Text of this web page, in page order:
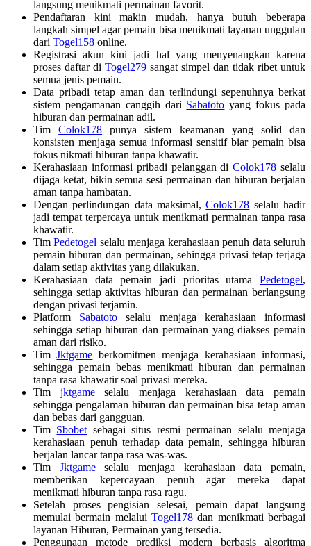
langsung menikmati permainan favorit.
Pendaftaran kini makin mudah, hanya butuh beberapa
langkah simpel agar pemain bisa menikmati layanan unggulan
dari Togel158 online.
Registrasi akun kini jadi hal yang menyenangkan karena
proses daftar di Togel279 sangat simpel dan tidak ribet untuk
semua jenis pemain.
Data pribadi tetap aman dan terlindungi sepenuhnya berkat
sistem pengamanan canggih dari Sabatoto yang fokus pada
hiburan dan permainan adil.
TimColok178 punya sistem keamanan yang solid dan
konsisten menjaga semua informasi sensitif biar pemain bisa
fokus nikmati hiburan tanpa khawatir.
Kerahasiaan informasi pribadi pelanggan diColok178 selalu
dijaga ketat, bikin semua sesi permainan dan hiburan berjalan
aman tanpa hambatan.
Dengan perlindungan data maksimal,Colok178 selalu hadir
jadi tempat terpercaya untuk menikmati permainan tanpa rasa
khawatir.
TimPedetogel selalu menjaga kerahasiaan penuh data seluruh
pemain hiburan dan permainan, sehingga privasi tetap terjaga
dalam setiap aktivitas yang dilakukan.
Kerahasiaan data pemain jadi prioritas utama Pedetogel,
sehingga setiap aktivitas hiburan dan permainan berlangsung
dengan privasi terjamin.
Platform Sabatoto selalu menjaga kerahasiaan informasi
sehingga setiap hiburan dan permainan yang diakses pemain
aman dari risiko.
TimJktgame berkomitmen menjaga kerahasiaan informasi,
sehingga pemain bebas menikmati hiburan dan permainan
tanpa rasa khawatir soal privasi mereka.
Tim jktgameselalu menjaga kerahasiaan data pemain
sehingga pengalaman hiburan dan permainan bisa tetap aman
dan bebas dari gangguan.
Tim Sbobet sebagai situs resmi permainan selalu menjaga
kerahasiaan penuh terhadap data pemain, sehingga hiburan
berjalan lancar tanpa rasa was-was.
Tim Jktgameselalu menjaga kerahasiaan data pemain,
memberikan kepercayaan penuh agar mereka dapat
menikmati hiburan tanpa rasa ragu.
Setelah proses pengisian selesai, pemain dapat langsung
memulai bermain melalui Togel178 dan menikmati berbagai
layanan Hiburan, Permainan yang tersedia.
Penggunaan metode prediksi modern berbasis algoritma